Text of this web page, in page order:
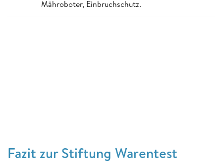
Mähroboter, Einbruchschutz.
Fazit zur Stiftung Warentest